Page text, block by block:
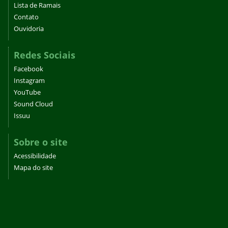
Lista de Ramais
Contato
Ouvidoria
Redes Sociais
Facebook
Instagram
YouTube
Sound Cloud
Issuu
Sobre o site
Acessibilidade
Mapa do site